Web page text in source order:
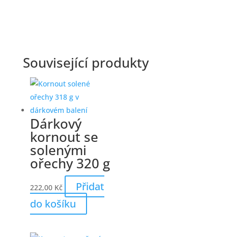
Související produkty
Dárkový
kornout se
solenými
ořechy 320 g
222,00 Kč
Přidat
do košíku